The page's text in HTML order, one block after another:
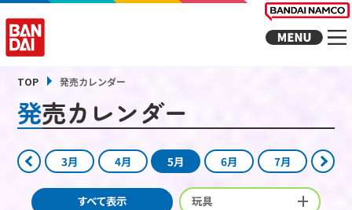
TOP 発売カレンダー
発売カレンダー
3月 4月 5月 6月 7月
すべて表示 玩具